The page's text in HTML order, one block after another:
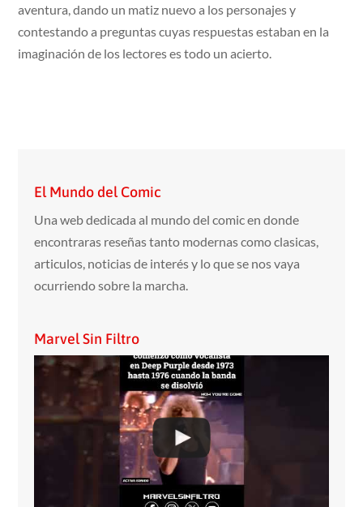
aventura, dando un matiz nuevo a los personajes y
contestando a preguntas cuyas respuestas estaban en la
imaginación de los lectores es todo un acierto.
El Mundo del Comic
Una web dedicada al mundo del comic en donde
encontraras reseñas tanto modernas como clasicas,
articulos, noticias de interés y lo que se nos vaya
ocurriendo sobre la marcha.
Marvel Sin Filtro